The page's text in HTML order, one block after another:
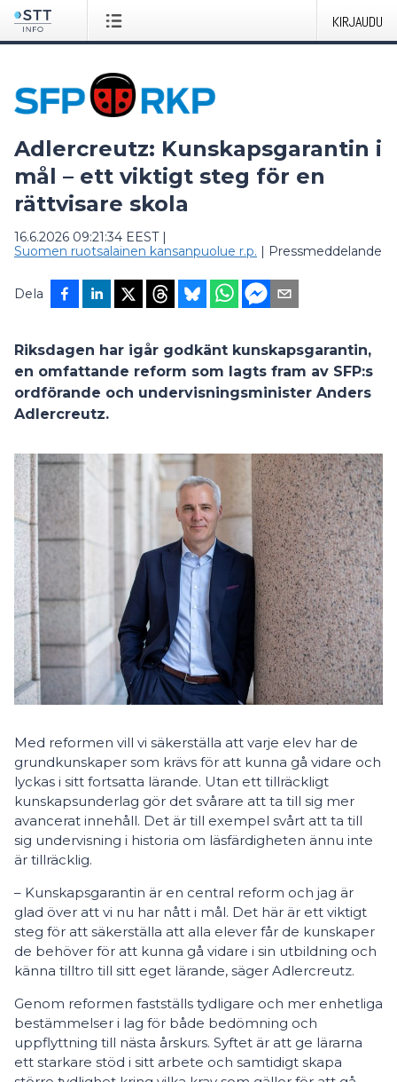
KIRJAUDU
Adlercreutz: Kunskapsgarantin i
mål – ett viktigt steg för en
rättvisare skola
16.6.2026 09:21:34 EEST|
Suomen ruotsalainen kansanpuolue r.p. | Pressmeddelande
Dela
Riksdagen har igår godkänt kunskapsgarantin,
en omfattande reform som lagts fram av SFP:s
ordförande och undervisningsminister Anders
Adlercreutz.
Med reformen vill vi säkerställa att varje elev har de
grundkunskaper som krävs för att kunna gå vidare och
lyckas i sitt fortsatta lärande. Utan ett tillräckligt
kunskapsunderlag gör det svårare att ta till sig mer
avancerat innehåll. Det är till exempel svårt att ta till
sig undervisning i historia om läsfärdigheten ännu inte
är tillräcklig.
– Kunskapsgarantin är en central reform och jag är
glad över att vi nu har nått i mål. Det här är ett viktigt
steg för att säkerställa att alla elever får de kunskaper
de behöver för att kunna gå vidare i sin utbildning och
känna tilltro till sitt eget lärande, säger Adlercreutz.
Genom reformen fastställs tydligare och mer enhetliga
bestämmelser i lag för både bedömning och
uppflyttning till nästa årskurs. Syftet är att ge lärarna
ett starkare stöd i sitt arbete och samtidigt skapa